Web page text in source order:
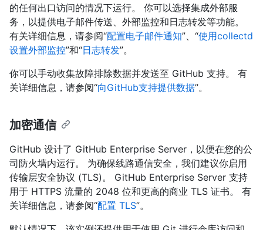
的任何出口访问的情况下运行。 你可以选择集成外部服
务，以提供电子邮件传送、外部监控和日志转发等功能。
有关详细信息，请参阅“配置电子邮件通知”、“使用collectd
设置外部监控”和“日志转发”。
你可以手动收集故障排除数据并发送至 GitHub 支持。 有
关详细信息，请参阅“向GitHub支持提供数据”。
加密通信
GitHub 设计了 GitHub Enterprise Server，以便在您的公
司防火墙内运行。 为确保线路通信安全，我们建议你启用
传输层安全协议 (TLS)。 GitHub Enterprise Server 支持
用于 HTTPS 流量的 2048 位和更高的商业 TLS 证书。 有
关详细信息，请参阅“配置 TLS”。